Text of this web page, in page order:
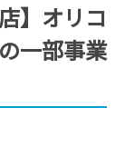
】オリコ
一部事業